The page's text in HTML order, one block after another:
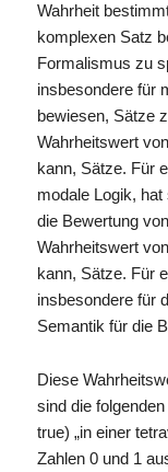
Wahrheit
komplexen Satz
Formalismus zu
insbesondere für
bewiesen, Sätze
Wahrheitswert
kann, Sätze. Für
modale Logik,
die Bewertung
Wahrheitswert
kann, Sätze. Für
insbesondere für
Semantik für die
Diese
sind die folgenden
true) „in einer
Zahlen 0 und 1